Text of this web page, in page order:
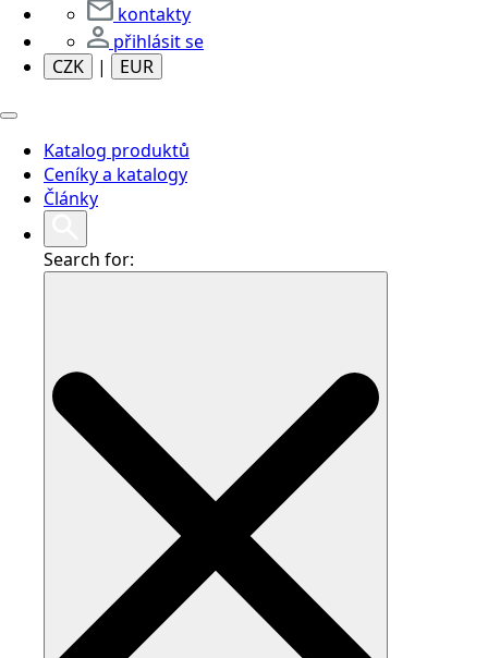
kontakty
přihlásit se
CZK
| EUR
Katalog produktů
Ceníky a katalogy
Články
Search for: